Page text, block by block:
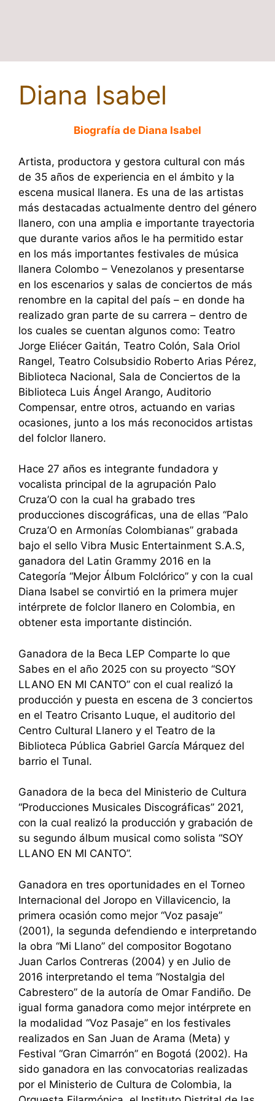
Diana Isabel
Biografía de Diana Isabel
Artista, productora y gestora cultural con más
de 35 años de experiencia en el ámbito y la
escena musical llanera. Es una de las artistas
más destacadas actualmente dentro del género
llanero, con una amplia e importante trayectoria
que durante varios años le ha permitido estar
en los más importantes festivales de música
llanera Colombo – Venezolanos y presentarse
en los escenarios y salas de conciertos de más
renombre en la capital del país – en donde ha
realizado gran parte de su carrera – dentro de
los cuales se cuentan algunos como: Teatro
Jorge Eliécer Gaitán, Teatro Colón, Sala Oriol
Rangel, Teatro Colsubsidio Roberto Arias Pérez,
Biblioteca Nacional, Sala de Conciertos de la
Biblioteca Luis Ángel Arango, Auditorio
Compensar, entre otros, actuando en varias
ocasiones, junto a los más reconocidos artistas
del folclor llanero.
Hace 27 años es integrante fundadora y
vocalista principal de la agrupación Palo
Cruza’O con la cual ha grabado tres
producciones discográficas, una de ellas “Palo
Cruza’O en Armonías Colombianas” grabada
bajo el sello Vibra Music Entertainment S.A.S,
ganadora del Latin Grammy 2016 en la
Categoría “Mejor Álbum Folclórico” y con la cual
Diana Isabel se convirtió en la primera mujer
intérprete de folclor llanero en Colombia, en
obtener esta importante distinción.
Ganadora de la Beca LEP Comparte lo que
Sabes en el año 2025 con su proyecto “SOY
LLANO EN MI CANTO” con el cual realizó la
producción y puesta en escena de 3 conciertos
en el Teatro Crisanto Luque, el auditorio del
Centro Cultural Llanero y el Teatro de la
Biblioteca Pública Gabriel García Márquez del
barrio el Tunal.
Ganadora de la beca del Ministerio de Cultura
“Producciones Musicales Discográficas” 2021,
con la cual realizó la producción y grabación de
su segundo álbum musical como solista “SOY
LLANO EN MI CANTO”.
Ganadora en tres oportunidades en el Torneo
Internacional del Joropo en Villavicencio, la
primera ocasión como mejor “Voz pasaje”
(2001), la segunda defendiendo e interpretando
la obra “Mi Llano” del compositor Bogotano
Juan Carlos Contreras (2004) y en Julio de
2016 interpretando el tema “Nostalgia del
Cabrestero” de la autoría de Omar Fandiño. De
igual forma ganadora como mejor intérprete en
la modalidad “Voz Pasaje” en los festivales
realizados en San Juan de Arama (Meta) y
Festival “Gran Cimarrón” en Bogotá (2002). Ha
sido ganadora en las convocatorias realizadas
por el Ministerio de Cultura de Colombia, la